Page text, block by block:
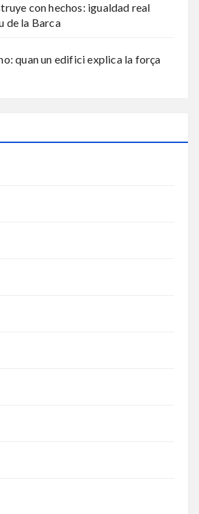
con hechos: igualdad real
de la Barca
quan un edifici explica la força